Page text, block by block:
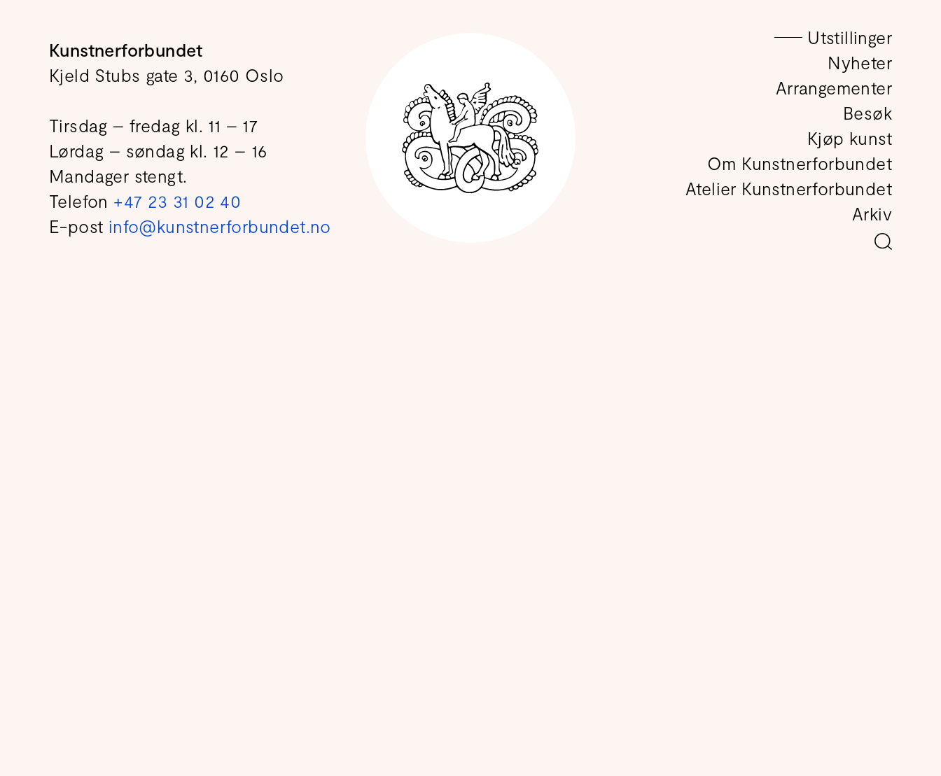
Kunstnerforbundet
Kjeld Stubs gate 3, 0160 Oslo
Tirsdag – fredag kl. 11 – 17
Lørdag – søndag kl. 12 – 16
Mandager stengt.
Telefon +47 23 31 02 40
E-post info@kunstnerforbundet.no
Utstillinger
Nyheter
Arrangementer
Besøk
Kjøp kunst
Om Kunstnerforbundet
Atelier Kunstnerforbundet
Arkiv